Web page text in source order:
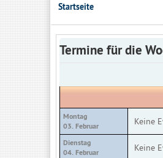
Startseite
Termine für die
Montag
03. Februar
Keine
Dienstag
04. Februar
Keine